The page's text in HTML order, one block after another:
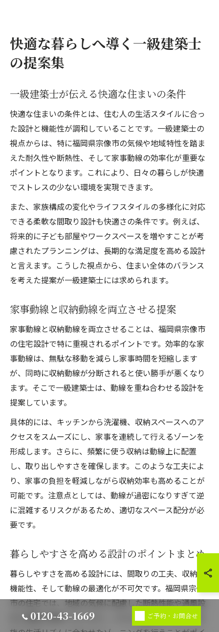
快適な暮らしへ導く一級建築士
の提案集
一級建築士が伝える快適な住まいの条件
快適な住まいの条件とは、住む人の生活スタイルに合っ
た設計と機能性が調和していることです。一級建築士の
視点からは、特に福岡県宗像市の気候や地域特性を踏ま
えた耐久性や断熱性、そして家事動線の効率化が重要な
ポイントとなります。これにより、日々の暮らしが快適
でストレスの少ない環境を実現できます。
また、家族構成の変化やライフスタイルの多様化に対応
できる柔軟な間取り設計も快適さの条件です。例えば、
将来的に子ども部屋やワークスペースを増やすことが考
慮されたプランニングは、長期的な満足度を高める設計
と言えます。こうした視点から、住まい全体のバランス
を考えた提案が一級建築士には求められます。
家事動線と収納動線を両立させる提案
家事動線と収納動線を両立させることは、福岡県宗像市
の住宅設計で特に重視されるポイントです。効率的な家
事動線は、無駄な移動を減らし家事時間を短縮します
が、同時に収納動線が分断されると使い勝手が悪くなり
ます。そこで一級建築士は、動線を重ね合わせる設計を
提案しています。
具体的には、キッチンから洗濯機、収納スペースへのア
クセスをスムーズにし、家事を連続して行えるゾーンを
形成します。さらに、頻繁に使う収納は動線上に配置
し、取り出しやすさを確保します。このような工夫によ
り、家事の負担を軽減しながら収納効率も高めることが
可能です。注意点としては、動線が過密になりすぎて逆
に混雑するリスクがあるため、適切なスペース配分が必
要です。
暮らしやすさを高める設計のポイントまとめ
暮らしやすさを高める設計には、間取りの工夫、収納の
機能性、そして動線の最適化が不可欠です。福岡県宗像
市の住宅では、地域の気候に配慮した断熱性能や通風設
計も重要な要素となります。これらを踏まえた上で、家
0120-43-1669 ご予約・お問合せ